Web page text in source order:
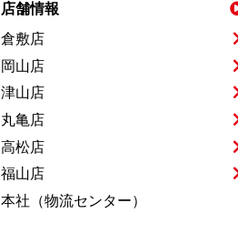
店舗情報
倉敷店
岡山店
津山店
丸亀店
高松店
福山店
本社 （物流センター）